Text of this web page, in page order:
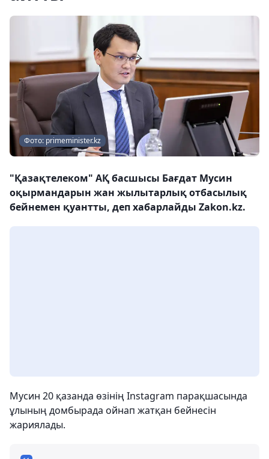
Фото: primeminister.kz
"Қазақтелеком" АҚ басшысы Бағдат Мусин
оқырмандарын жан жылытарлық отбасылық
бейнемен қуантты, деп хабарлайды Zakon.kz.
Мусин 20 қазанда өзінің Instagram парақшасында
ұлының домбырада ойнап жатқан бейнесін
жариялады.